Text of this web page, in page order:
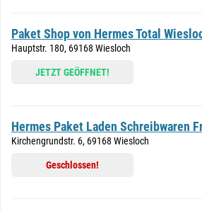
Paket Shop von Hermes Total
Hauptstr. 180, 69168 Wiesloch
JETZT GEÖFFNET!
Hermes Paket Laden Schreibwaren
Kirchengrundstr. 6, 69168 Wiesloch
Geschlossen!